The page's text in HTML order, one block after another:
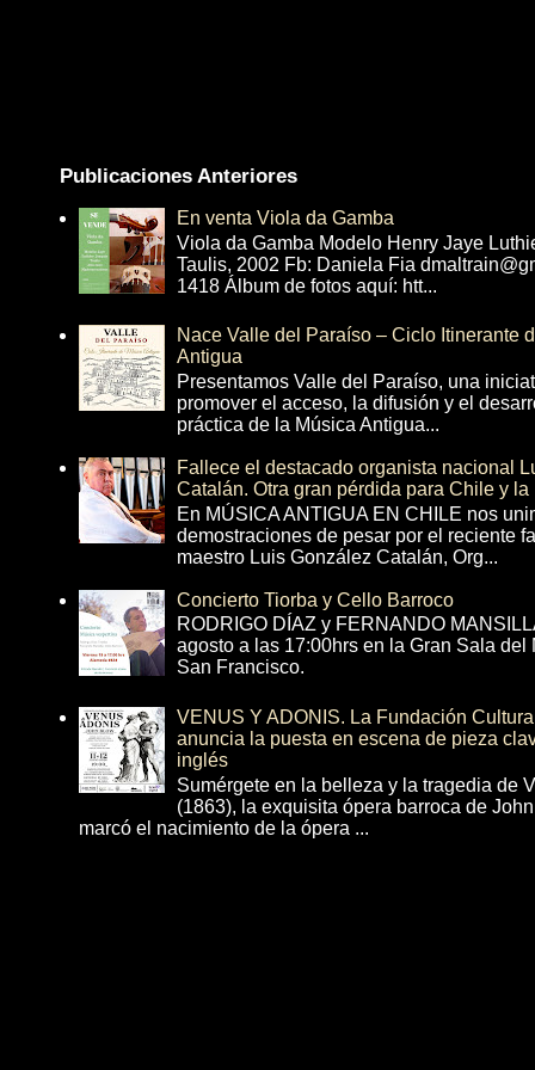
Publicaciones Anteriores
En venta Viola da Gamba
Viola da Gamba Modelo Henry Jaye
Taulis, 2002 Fb: Daniela Fia
1418 Álbum de fotos aquí: htt...
Nace Valle del Paraíso – Ciclo Itinerante
Antigua
Presentamos Valle del Paraíso, una
promover el acceso, la difusión y el
práctica de la Música Antigua...
Fallece el destacado organista nacional
Catalán. Otra gran pérdida para Chile y la
En MÚSICA ANTIGUA EN CHILE nos
demostraciones de pesar por el reciente
maestro Luis González Catalán, Org...
Concierto Tiorba y Cello Barroco
RODRIGO DÍAZ y FERNANDO
agosto a las 17:00hrs en la Gran Sala
San Francisco.
VENUS Y ADONIS. La Fundación
anuncia la puesta en escena de pieza
inglés
Sumérgete en la belleza y la tragedia de
(1863), la exquisita ópera barroca de
marcó el nacimiento de la ópera ...